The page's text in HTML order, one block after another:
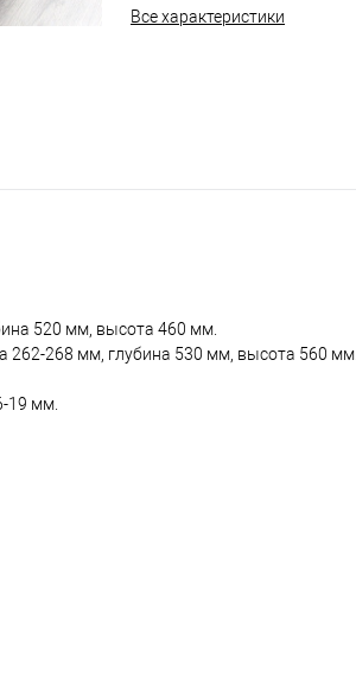
Все характеристики
520 мм, высота 460 мм.
262-268 мм, глубина 530 мм, высота 560 мм.
19 мм.